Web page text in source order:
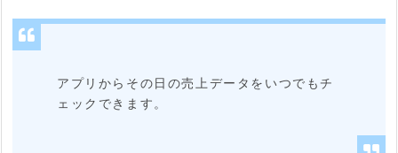
アプリからその日の売上データをいつでもチ
ェックできます。